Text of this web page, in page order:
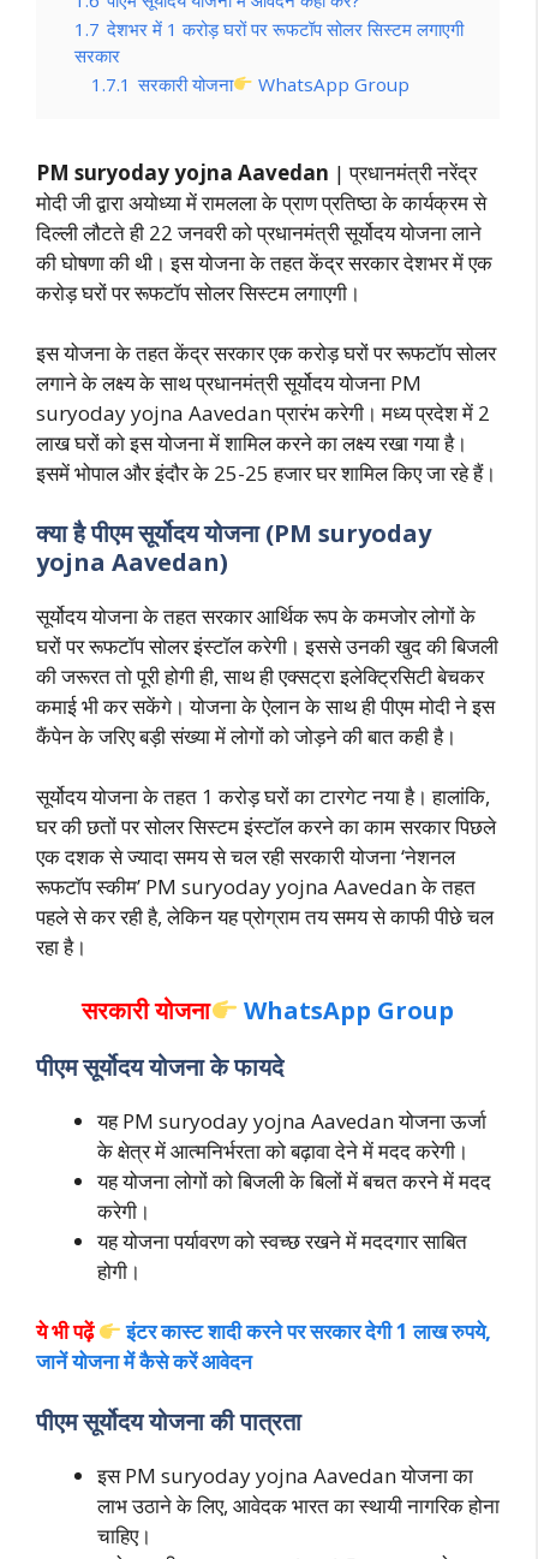
1.7 देशभर में 1 करोड़ घरों पर रूफटॉप सोलर सिस्टम लगाएगी
सरकार
1.7.1 सरकारी योजना WhatsApp Group
PM suryoday yojna Aavedan | प्रधानमंत्री नरेंद्र
मोदी जी द्वारा अयोध्या में रामलला के प्राण प्रतिष्ठा के कार्यक्रम से
दिल्ली लौटते ही 22 जनवरी को प्रधानमंत्री सूर्योदय योजना लाने
की घोषणा की थी। इस योजना के तहत केंद्र सरकार देशभर में एक
करोड़ घरों पर रूफटॉप सोलर सिस्टम लगाएगी।
इस योजना के तहत केंद्र सरकार एक करोड़ घरों पर रूफटॉप सोलर
लगाने के लक्ष्य के साथ प्रधानमंत्री सूर्योदय योजना PM
suryoday yojna Aavedan प्रारंभ करेगी। मध्य प्रदेश में 2
लाख घरों को इस योजना में शामिल करने का लक्ष्य रखा गया है।
इसमें भोपाल और इंदौर के 25-25 हजार घर शामिल किए जा रहे हैं।
क्या है पीएम सूर्योदय योजना (PM suryoday
yojna Aavedan)
सूर्योदय योजना के तहत सरकार आर्थिक रूप के कमजोर लोगों के
घरों पर रूफटॉप सोलर इंस्टॉल करेगी। इससे उनकी खुद की बिजली
की जरूरत तो पूरी होगी ही, साथ ही एक्सट्रा इलेक्ट्रिसिटी बेचकर
कमाई भी कर सकेंगे। योजना के ऐलान के साथ ही पीएम मोदी ने इस
कैंपेन के जरिए बड़ी संख्या में लोगों को जोड़ने की बात कही है।
सूर्योदय योजना के तहत 1 करोड़ घरों का टारगेट नया है। हालांकि,
घर की छतों पर सोलर सिस्टम इंस्टॉल करने का काम सरकार पिछले
एक दशक से ज्यादा समय से चल रही सरकारी योजना ‘नेशनल
रूफटॉप स्कीम’ PM suryoday yojna Aavedan के तहत
पहले से कर रही है, लेकिन यह प्रोग्राम तय समय से काफी पीछे चल
रहा है।
सरकारी योजना
WhatsApp Group
पीएम सूर्योदय योजना के फायदे
यह PM suryoday yojna Aavedan योजना ऊर्जा
के क्षेत्र में आत्मनिर्भरता को बढ़ावा देने में मदद करेगी।
यह योजना लोगों को बिजली के बिलों में बचत करने में मदद
करेगी।
यह योजना पर्यावरण को स्वच्छ रखने में मददगार साबित
होगी।
ये भी पढ़ें
इंटर कास्ट शादी करने पर सरकार देगी 1 लाख रुपये,
जानें योजना में कैसे करें आवेदन
पीएम सूर्योदय योजना की पात्रता
इस PM suryoday yojna Aavedan योजना का
लाभ उठाने के लिए, आवेदक भारत का स्थायी नागरिक होना
चाहिए।